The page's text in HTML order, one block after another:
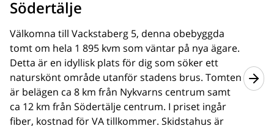
Södertälje
Välkomna till Vackstaberg 5, denna obebyggda
tomt om hela 1 895 kvm som väntar på nya ägare.
Detta är en idyllisk plats för dig som söker ett
naturskönt område utanför stadens brus. Tomten
är belägen ca 8 km från Nykvarns centrum samt
ca 12 km från Södertälje centrum. I priset ingår
fiber, kostnad för VA tillkommer. Skidstahus är